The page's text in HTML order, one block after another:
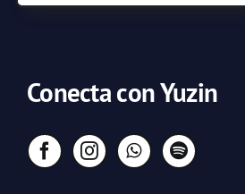
Conecta con Yuzin